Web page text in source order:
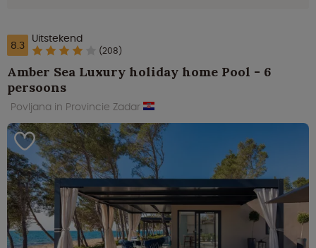
8.3 Uitstekend
(208)
Amber Sea Luxury holiday home Pool - 6
persoons
Povljana in Provincie Zadar